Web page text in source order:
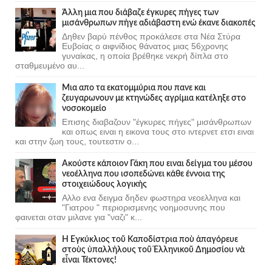
Άλλη μια που διάβαζε έγκυρες πήγες των
μισάνθρωπων πήγε αδιάβαστη ενώ έκανε διακοπές
Δηθεν βαρύ πένθος προκάλεσε στα Νέα Στύρα
Ευβοίας ο αιφνίδιος θάνατος μιας 56χρονης
γυναίκας, η οποία βρέθηκε νεκρή δίπλα στο
σταθμευμένο αυ...
Μια απο τα εκατομμύρια που πανε και
ζευγαρωνουν με κτηνώδες αγρίμια κατέληξε στο
νοσοκομείο
Επισης διαβαζουν "έγκυρες πήγες" μισάνθρωπων
και οπως ειναι η εικονα τους στο ιντερνετ ετσι ειναι
και στην ζωη τους, τουτεστιν ο...
Ακούστε κάποιον Γάκη που ειναι δείγμα του μέσου
νεοέλληνα που ισοπεδώνει κάθε έννοια της
στοιχειώδους λογικής
Αλλο ενα δειγμα δηδεν φωστηρα νεοελληνα και
"Γιατρου " περιορισμενης νοημοσυνης που
φαινεται οταν μιλανε για "ναζι" κ...
Ἡ Ἐγκύκλιος τοῦ Καποδίστρια ποὺ ἀπαγόρευε
στοὺς ὑπαλλήλους τοῦ Ἑλληνικοῦ Δημοσίου νὰ
εἶναι Τέκτονες!